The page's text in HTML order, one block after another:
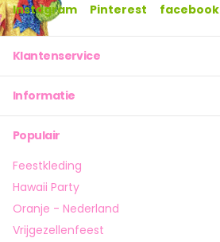
Instagram Pinterest facebook
Klantenservice
Informatie
Populair
Feestkleding
Hawaii Party
Oranje - Nederland
Vrijgezellenfeest